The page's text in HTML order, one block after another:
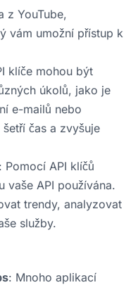
z YouTube,
vám umožní přístup k
klíče mohou být
úkolů, jako je
e-mailů nebo
čas a zvyšuje
: Pomocí API klíčů
vaše API používána.
trendy, analyzovat
služby.
: Mnoho aplikací